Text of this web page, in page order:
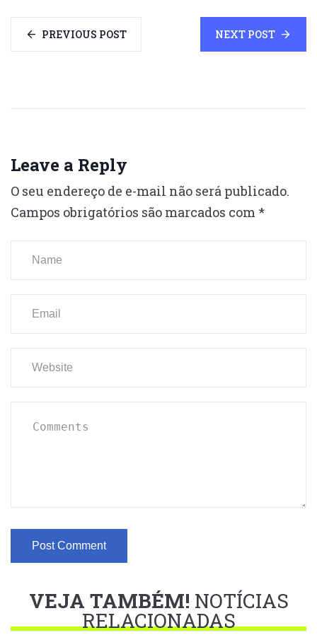
PREVIOUS POST NEXT POST
Leave a Reply
O seu endereço de e-mail não será publicado.
Campos obrigatórios são marcados com *
VEJA TAMBÉM! NOTÍCIAS
RELACIONADAS